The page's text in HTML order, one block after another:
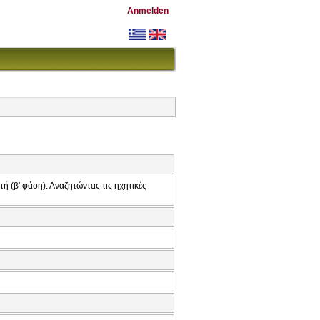
Anmelden
φάση): Αναζητώντας τις ηχητικές